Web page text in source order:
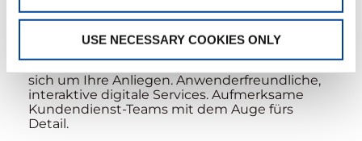
USE NECESSARY COOKIES ONLY
VERTRIEB & SERVICES
sich um Ihre Anliegen. Anwenderfreundliche,
interaktive digitale Services. Aufmerksame
Kundendienst-Teams mit dem Auge fürs
Detail.